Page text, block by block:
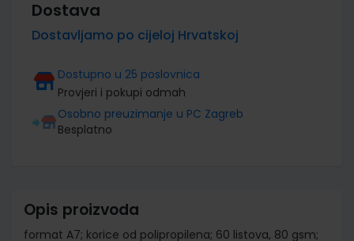
Dostava
Dostavljamo po cijeloj Hrvatskoj
Dostupno u 25 poslovnica
Provjeri i pokupi odmah
Osobno preuzimanje u PC Zagreb
Besplatno
Opis proizvoda
format A7; korice od polipropilena; 60 listova, 80 gsm;